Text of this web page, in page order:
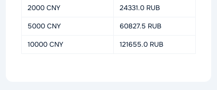
2000 CNY 24331.0 RUB
5000 CNY 60827.5 RUB
10000 CNY 121655.0 RUB